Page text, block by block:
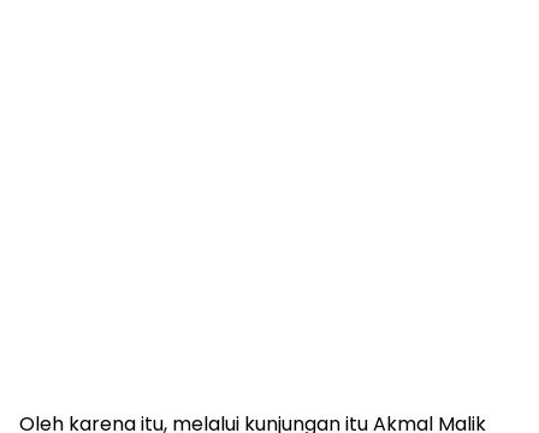
Oleh karena itu, melalui kunjungan itu Akmal Malik